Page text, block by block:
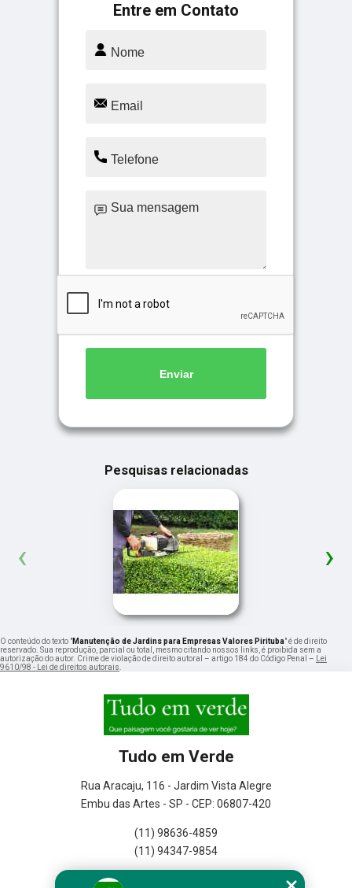
Entre em Contato
Enviar
Pesquisas relacionadas
‹ ›
O conteúdo do texto "Manutenção de Jardins para Empresas Valores Pirituba" é de direito
reservado. Sua reprodução, parcial ou total, mesmo citando nossos links, é proibida sem a
autorização do autor. Crime de violação de direito autoral – artigo 184 do Código Penal – Lei
9610/98 - Lei de direitos autorais.
Tudo em Verde
Rua Aracaju, 116 - Jardim Vista Alegre
Embu das Artes - SP - CEP: 06807-420
(11) 98636-4859
(11) 94347-9854